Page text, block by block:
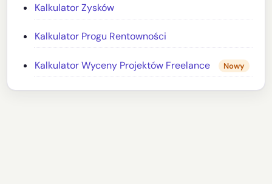
Kalkulator Zysków
Kalkulator Progu Rentowności
Kalkulator Wyceny Projektów Freelance Nowy